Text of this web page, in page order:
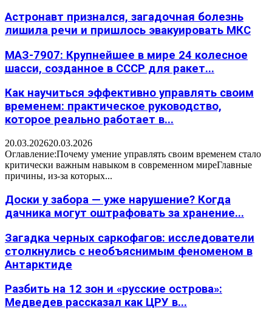
Астронавт признался, загадочная болезнь
лишила речи и пришлось эвакуировать МКС
МАЗ-7907: Крупнейшее в мире 24 колесное
шасси, созданное в СССР для ракет...
Как научиться эффективно управлять своим
временем: практическое руководство,
которое реально работает в...
20.03.202620.03.2026
Оглавление:Почему умение управлять своим временем стало
критически важным навыком в современном миреГлавные
причины, из-за которых...
Доски у забора — уже нарушение? Когда
дачника могут оштрафовать за хранение...
Загадка черных саркофагов: исследователи
столкнулись с необъяснимым феноменом в
Антарктиде
Разбить на 12 зон и «русские острова»:
Медведев рассказал как ЦРУ в...